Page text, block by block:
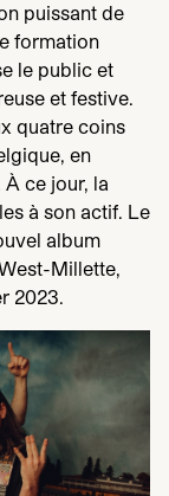
puissant de
formation
le public et
et festive.
quatre coins
en
À ce jour, la
à son actif. Le
album
Millette,
2023.